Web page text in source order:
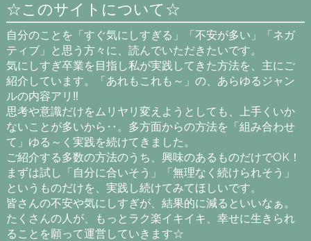
☆このサイトについて☆
自分のことを「すぐ気にしすぎる」「不安が多い」「ネガ
ティブ」と思う方々に、読んでいただきたいです。
気にしすぎ卒業を目指し私が実践してきた方法を、主にご
紹介しています。「あれもこれも～」の、あらゆるジャン
ルの内容アリ‼
思考や意識だけをムリヤリ変えようとしても、上手くいか
ないことが多いから‥。多方面からの方法を「組み合わせ
て」ゆる～く実践を続けてきました。
ご紹介する多数の方法のうち、興味のあるものだけでOK！
まずは試し「自分に合いそう」「無理なく続けられそう」
というものだけを、実践し続けてみてほしいです。
皆さんの不安や気にしすぎが、結果的に減るといいなぁ。
たくさんの人が、もっとラク楽イキイキ、幸せに生きられ
ることを願って運営していきます☆